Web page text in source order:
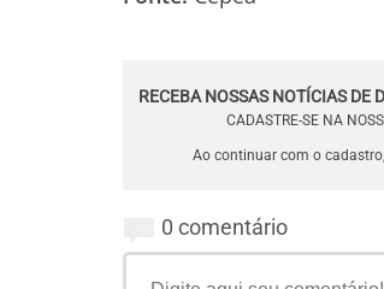
RECEBA NOSSAS NOTÍCIAS DE
CADASTRE-SE NA
Ao continuar com o
0 comentário